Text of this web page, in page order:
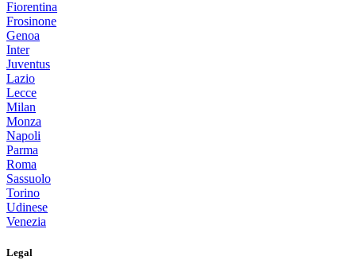
Fiorentina
Frosinone
Genoa
Inter
Juventus
Lazio
Lecce
Milan
Monza
Napoli
Parma
Roma
Sassuolo
Torino
Udinese
Venezia
Legal